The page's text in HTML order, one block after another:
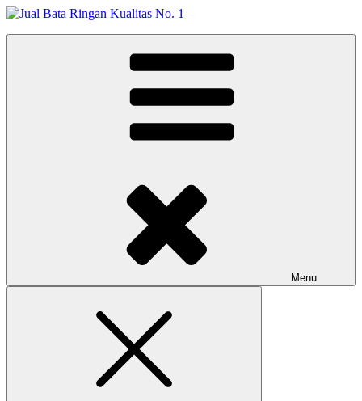
Skip
Jual Bata Ringan Kualitas No. 1
Menu